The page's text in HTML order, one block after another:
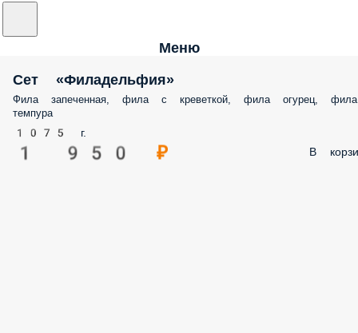
Меню
Сет «Филадельфия»
Фила запеченная, фила с креветкой, фила огурец, фила
темпура
1075 г.
1 950 ₽ В